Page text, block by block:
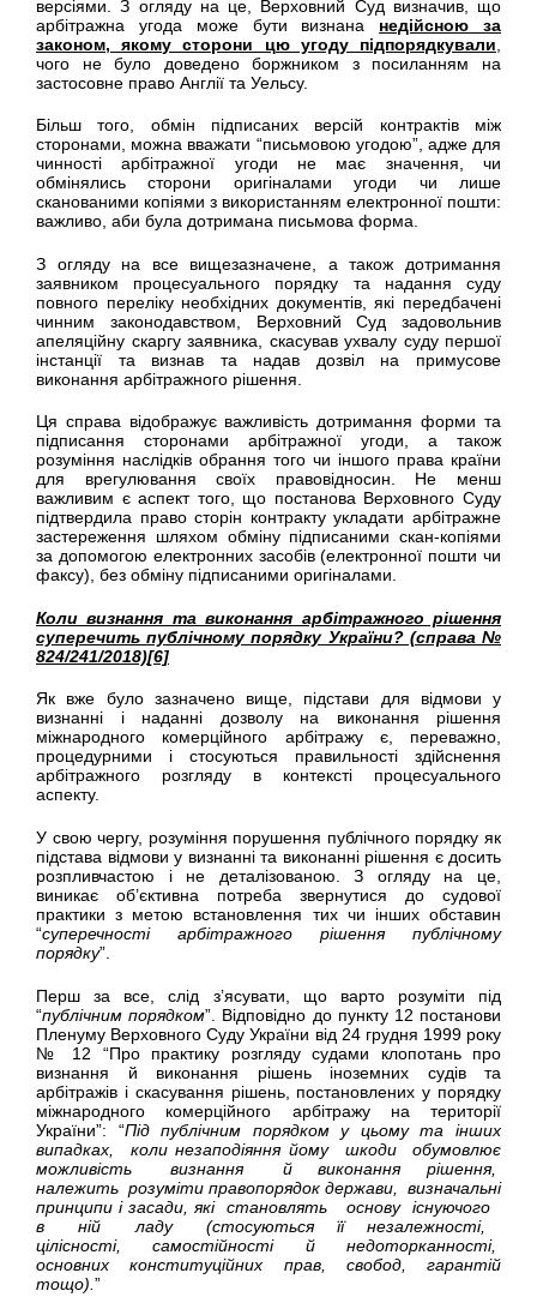
версіями. З огляду на це, Верховний Суд визначив, що
арбітражна угода може бути визнана недійсною за
законом, якому сторони цю угоду підпорядкували
чого не було доведено боржником з посиланням на
застосовне право Англії та Уельсу.
Більш того, обмін підписаних версій контрактів між
сторонами, можна вважати “письмовою угодою”, адже для
чинності арбітражної угоди не має значення, чи
обмінялись сторони оригіналами угоди чи лише
сканованими копіями з використанням електронної пошти:
важливо, аби була дотримана письмова форма.
З огляду на все вищезазначене, а також дотримання
заявником процесуального порядку та надання суду
повного переліку необхідних документів, які передбачені
чинним законодавством, Верховний Суд задовольнив
апеляційну скаргу заявника, скасував ухвалу суду першої
інстанції та визнав та надав дозвіл на примусове
виконання арбітражного рішення.
Ця справа відображує важливість дотримання форми та
підписання сторонами арбітражної угоди, а також
розуміння наслідків обрання того чи іншого права країни
для врегулювання своїх правовідносин. Не менш
важливим є аспект того, що постанова Верховного Суду
підтвердила право сторін контракту укладати арбітражне
застереження шляхом обміну підписаними скан-копіями
за допомогою електронних засобів (електронної пошти чи
факсу), без обміну підписаними оригіналами.
Коли визнання та виконання арбітражного рішення
суперечить публічному порядку України? (справа №
824/241/2018)[6]
Як вже було зазначено вище, підстави для відмови у
визнанні і наданні дозволу на виконання рішення
міжнародного комерційного арбітражу є, переважно,
процедурними і стосуються правильності здійснення
арбітражного розгляду в контексті процесуального
аспекту.
У свою чергу, розуміння порушення публічного порядку як
підстава відмови у визнанні та виконанні рішення є досить
розпливчастою і не деталізованою. З огляду на це,
виникає об’єктивна потреба звернутися до судової
практики з метою встановлення тих чи інших обставин
“суперечності арбітражного рішення публічному
порядку”.
Перш за все, слід з’ясувати, що варто розуміти під
“публічним порядком”. Відповідно до пункту 12 постанови
Пленуму Верховного Суду України від 24 грудня 1999 року
№ 12 “Про практику розгляду судами клопотань про
визнання й виконання рішень іноземних судів та
арбітражів і скасування рішень, постановлених у порядку
міжнародного комерційного арбітражу на території
України”: “Під публічним порядком у цьому та інших
випадках, коли незаподіяння йому шкоди обумовлює
можливість визнання й виконання рішення,
належить розуміти правопорядок держави, визначальні
принципи і засади, які становлять основу існуючого
в ній ладу (стосуються її незалежності,
цілісності, самостійності й недоторканності,
основних конституційних прав, свобод, гарантій
тощо). ”